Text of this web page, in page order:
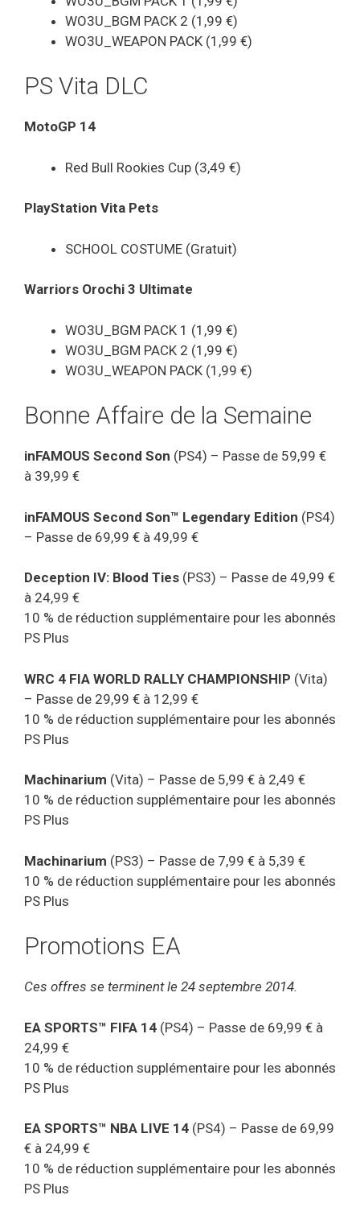
WO3U_BGM PACK 2 (1,99 €)
WO3U_WEAPON PACK (1,99 €)
PS Vita DLC
MotoGP 14
Red Bull Rookies Cup (3,49 €)
PlayStation Vita Pets
SCHOOL COSTUME (Gratuit)
Warriors Orochi 3 Ultimate
WO3U_BGM PACK 1 (1,99 €)
WO3U_BGM PACK 2 (1,99 €)
WO3U_WEAPON PACK (1,99 €)
Bonne Affaire de la Semaine
inFAMOUS Second Son (PS4) – Passe de 59,99 €
à 39,99 €
inFAMOUS Second Son™ Legendary Edition (PS4)
– Passe de 69,99 € à 49,99 €
Deception IV: Blood Ties (PS3) – Passe de 49,99 €
à 24,99 €
10 % de réduction supplémentaire pour les abonnés
PS Plus
WRC 4 FIA WORLD RALLY CHAMPIONSHIP (Vita)
– Passe de 29,99 € à 12,99 €
10 % de réduction supplémentaire pour les abonnés
PS Plus
Machinarium (Vita) – Passe de 5,99 € à 2,49 €
10 % de réduction supplémentaire pour les abonnés
PS Plus
Machinarium (PS3) – Passe de 7,99 € à 5,39 €
10 % de réduction supplémentaire pour les abonnés
PS Plus
Promotions EA
Ces offres se terminent le 24 septembre 2014.
EA SPORTS™ FIFA 14 (PS4) – Passe de 69,99 € à
24,99 €
10 % de réduction supplémentaire pour les abonnés
PS Plus
EA SPORTS™ NBA LIVE 14 (PS4) – Passe de 69,99
€ à 24,99 €
10 % de réduction supplémentaire pour les abonnés
PS Plus